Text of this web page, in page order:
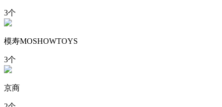
3个
模寿MOSHOWTOYS
3个
京商